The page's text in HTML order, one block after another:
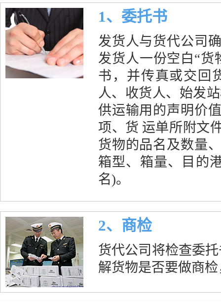
1、委托书
发货人与货代公司
发货人一份空白“货
书，并传真或交回
人、收货人、始发
供运输用的声明价
项、货 运单所附文
货物的品名及数量
箱型、箱量、目的
名)。
2、商检
货代公司将检查委
解货物是否要做商